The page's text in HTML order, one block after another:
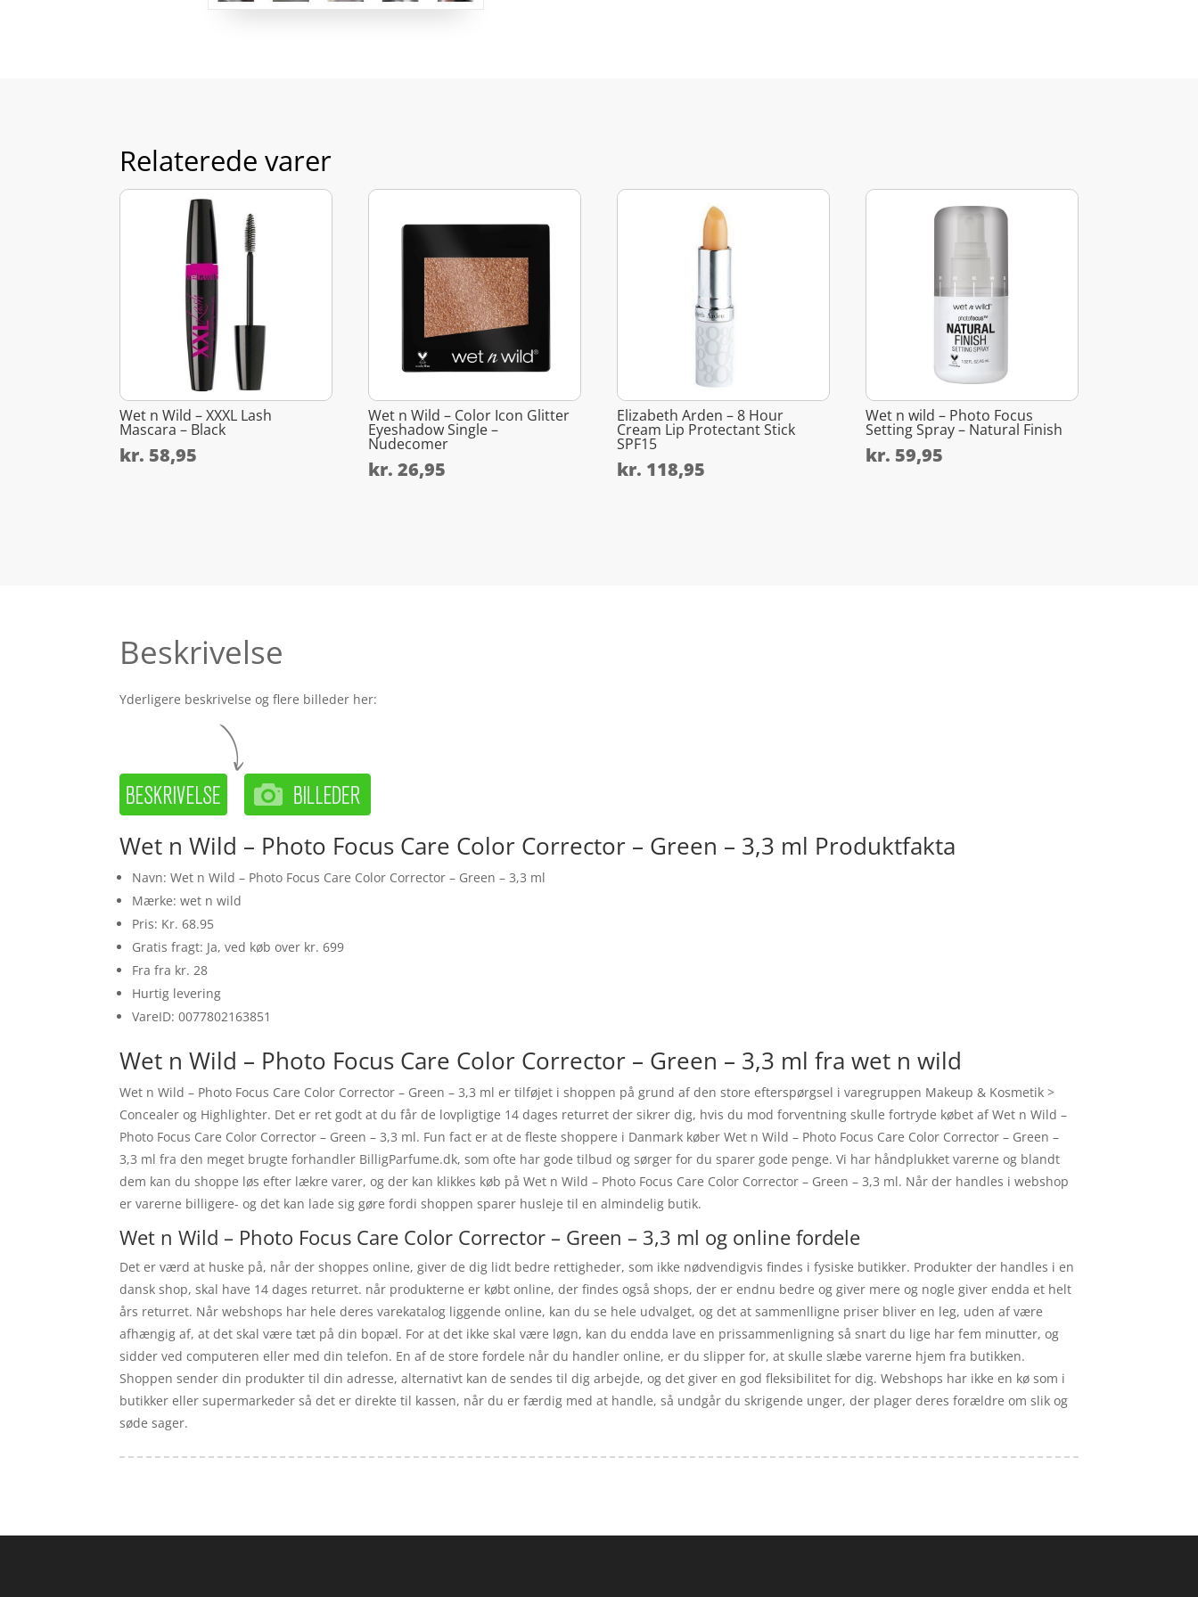
Relaterede varer
Wet n Wild – XXXL Lash
Mascara – Black
kr. 58,95
Wet n Wild – Color Icon Glitter
Eyeshadow Single –
Nudecomer
kr. 26,95
Elizabeth Arden – 8 Hour
Cream Lip Protectant Stick
SPF15
kr. 118,95
Wet n wild – Photo Focus
Setting Spray – Natural Finish
kr. 59,95
Beskrivelse
Yderligere beskrivelse og flere billeder her:
Wet n Wild – Photo Focus Care Color Corrector – Green – 3,3 ml Produktfakta
Navn: Wet n Wild – Photo Focus Care Color Corrector – Green – 3,3 ml
Mærke: wet n wild
Pris: Kr. 68.95
Gratis fragt: Ja, ved køb over kr. 699
Fra fra kr. 28
Hurtig levering
VareID: 0077802163851
Wet n Wild – Photo Focus Care Color Corrector – Green – 3,3 ml fra wet n wild
Wet n Wild – Photo Focus Care Color Corrector – Green – 3,3 ml er tilføjet i shoppen på grund af den store efterspørgsel i varegruppen Makeup & Kosmetik >
Concealer og Highlighter. Det er ret godt at du får de lovpligtige 14 dages returret der sikrer dig, hvis du mod forventning skulle fortryde købet af Wet n Wild –
Photo Focus Care Color Corrector – Green – 3,3 ml. Fun fact er at de fleste shoppere i Danmark køber Wet n Wild – Photo Focus Care Color Corrector – Green –
3,3 ml fra den meget brugte forhandler BilligParfume.dk, som ofte har gode tilbud og sørger for du sparer gode penge. Vi har håndplukket varerne og blandt
dem kan du shoppe løs efter lækre varer, og der kan klikkes køb på Wet n Wild – Photo Focus Care Color Corrector – Green – 3,3 ml. Når der handles i webshop
er varerne billigere- og det kan lade sig gøre fordi shoppen sparer husleje til en almindelig butik.
Wet n Wild – Photo Focus Care Color Corrector – Green – 3,3 ml og online fordele
Det er værd at huske på, når der shoppes online, giver de dig lidt bedre rettigheder, som ikke nødvendigvis findes i fysiske butikker. Produkter der handles i en
dansk shop, skal have 14 dages returret. når produkterne er købt online, der findes også shops, der er endnu bedre og giver mere og nogle giver endda et helt
års returret. Når webshops har hele deres varekatalog liggende online, kan du se hele udvalget, og det at sammenlligne priser bliver en leg, uden af være
afhængig af, at det skal være tæt på din bopæl. For at det ikke skal være løgn, kan du endda lave en prissammenligning så snart du lige har fem minutter, og
sidder ved computeren eller med din telefon. En af de store fordele når du handler online, er du slipper for, at skulle slæbe varerne hjem fra butikken.
Shoppen sender din produkter til din adresse, alternativt kan de sendes til dig arbejde, og det giver en god fleksibilitet for dig. Webshops har ikke en kø som i
butikker eller supermarkeder så det er direkte til kassen, når du er færdig med at handle, så undgår du skrigende unger, der plager deres forældre om slik og
søde sager.